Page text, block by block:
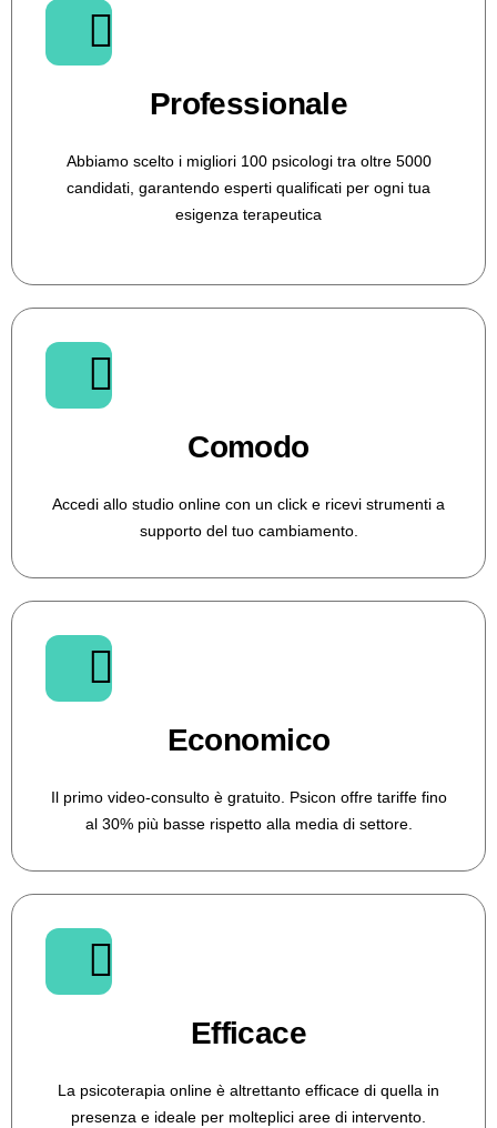
Professionale
Abbiamo scelto i migliori 100 psicologi tra oltre 5000
candidati, garantendo esperti qualificati per ogni tua
esigenza terapeutica
Comodo
Accedi allo studio online con un click e ricevi strumenti a
supporto del tuo cambiamento.
Economico
Il primo video-consulto è gratuito. Psicon offre tariffe fino
al 30% più basse rispetto alla media di settore.
Efficace
La psicoterapia online è altrettanto efficace di quella in
presenza e ideale per molteplici aree di intervento.